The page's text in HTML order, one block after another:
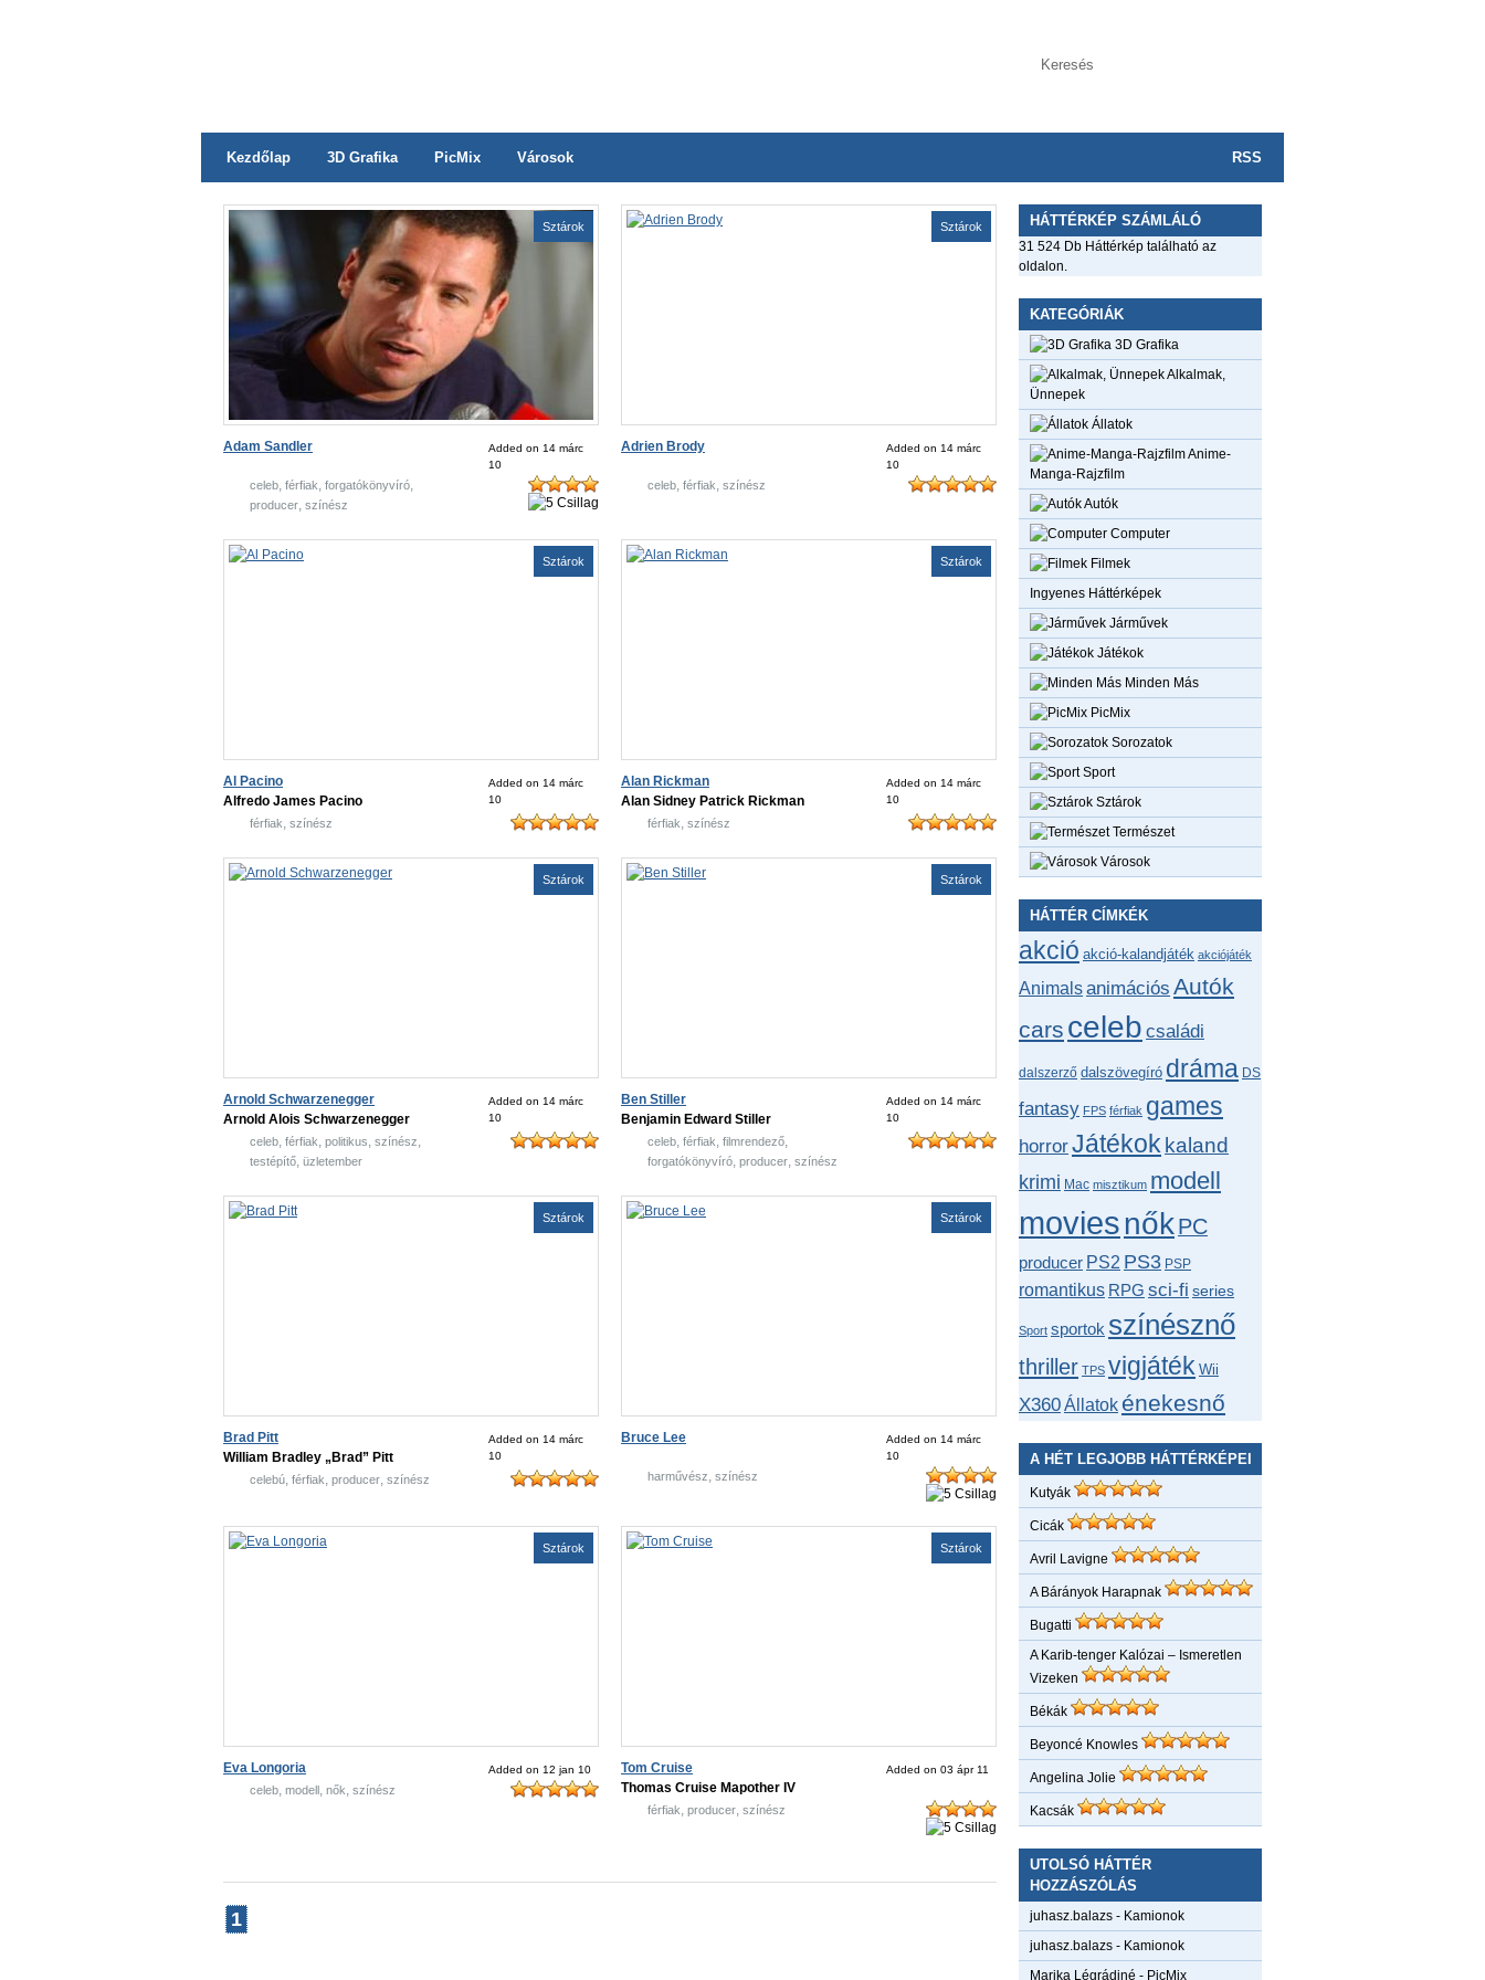
Kezdőlap 3D Grafika PicMix Városok RSS
Sztárok
Adam Sandler
Added on 14 márc
10
celeb, férfiak, forgatókönyvíró,
producer, színész
Sztárok
Adrien Brody
Added on 14 márc
10
celeb, férfiak, színész
Sztárok
Al Pacino
Alfredo James Pacino
Added on 14 márc
10
férfiak, színész
Sztárok
Alan Rickman
Alan Sidney Patrick Rickman
Added on 14 márc
10
férfiak, színész
Sztárok
Arnold Schwarzenegger
Arnold Alois Schwarzenegger
Added on 14 márc
10
celeb, férfiak, politikus, színész,
testépítő, üzletember
Sztárok
Ben Stiller
Benjamin Edward Stiller
Added on 14 márc
10
celeb, férfiak, filmrendező,
forgatókönyvíró, producer, színész
Sztárok
Brad Pitt
William Bradley „Brad” Pitt
Added on 14 márc
10
celebú, férfiak, producer, színész
Sztárok
Bruce Lee
Added on 14 márc
10
harművész, színész
Sztárok
Eva Longoria Added on 12 jan 10
celeb, modell, nők, színész
Sztárok
Tom Cruise
Thomas Cruise Mapother IV
Added on 03 ápr 11
férfiak, producer, színész
1
HÁTTÉRKÉP SZÁMLÁLÓ
31 524 Db Háttérkép található az
oldalon.
KATEGÓRIÁK
3D Grafika
Alkalmak,
Ünnepek
Állatok
Anime-
Manga-Rajzfilm
Autók
Computer
Filmek
Ingyenes Háttérképek
Járművek
Játékok
Minden Más
PicMix
Sorozatok
Sport
Sztárok
Természet
Városok
HÁTTÉR CÍMKÉK
akció akció-kalandjáték akciójáték
Animalsanimációs Autók
cars celeb családi
dalszerző dalszövegíró dráma DS
fantasy FPS férfiak games
horrorJátékok kaland
krimi Mac misztikum modell
moviesnőkPC
producer PS2 PS3 PSP
romantikus RPG sci-fi series
Sport sportok színésznő
thriller TPS vigjáték Wii
X360Állatok énekesnő
A HÉT LEGJOBB HÁTTÉRKÉPEI
Kutyák
Cicák
Avril Lavigne
A Bárányok Harapnak
Bugatti
A Karib-tenger Kalózai – Ismeretlen
Vizeken
Békák
Beyoncé Knowles
Angelina Jolie
Kacsák
UTOLSÓ HÁTTÉR
HOZZÁSZÓLÁS
juhasz.balazs - Kamionok
juhasz.balazs - Kamionok
Marika Légrádiné - PicMix